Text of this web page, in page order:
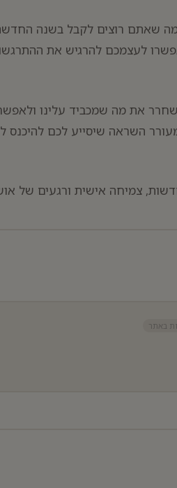
שאתם רוצים לקבל בשנה
לעצמכם להרגיש את
את מה שמכביד עלינו
השראה שיסייע לכם
צמיחה אישית ורגעים של